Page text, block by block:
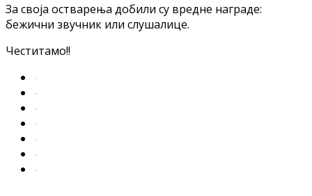
За своја остварења добили су вредне награде:
бежични звучник или слушалице.
Честитамо!!